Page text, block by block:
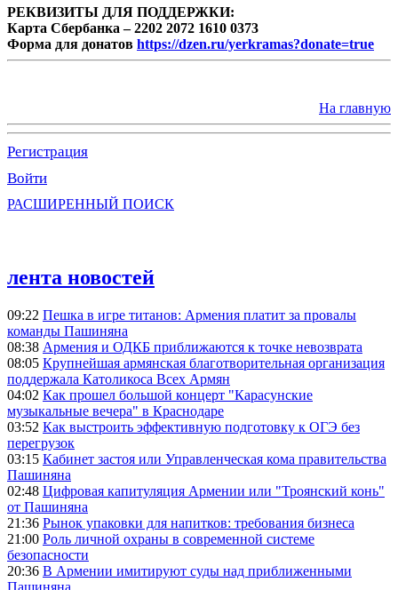
РЕКВИЗИТЫ ДЛЯ ПОДДЕРЖКИ:
Карта Сбербанка – 2202 2072 1610 0373
Форма для донатов https://dzen.ru/yerkramas?donate=true
На главную
Регистрация
Войти
РАСШИРЕННЫЙ ПОИСК
лента новостей
09:22 Пешка в игре титанов: Армения платит за провалы
команды Пашиняна
08:38 Армения и ОДКБ приближаются к точке невозврата
08:05 Крупнейшая армянская благотворительная организация
поддержала Католикоса Всех Армян
04:02 Как прошел большой концерт "Карасунские
музыкальные вечера" в Краснодаре
03:52 Как выстроить эффективную подготовку к ОГЭ без
перегрузок
03:15 Кабинет застоя или Управленческая кома правительства
Пашиняна
02:48 Цифровая капитуляция Армении или "Троянский конь"
от Пашиняна
21:36 Рынок упаковки для напитков: требования бизнеса
21:00 Роль личной охраны в современной системе
безопасности
20:36 В Армении имитируют суды над приближенными
Пашиняна